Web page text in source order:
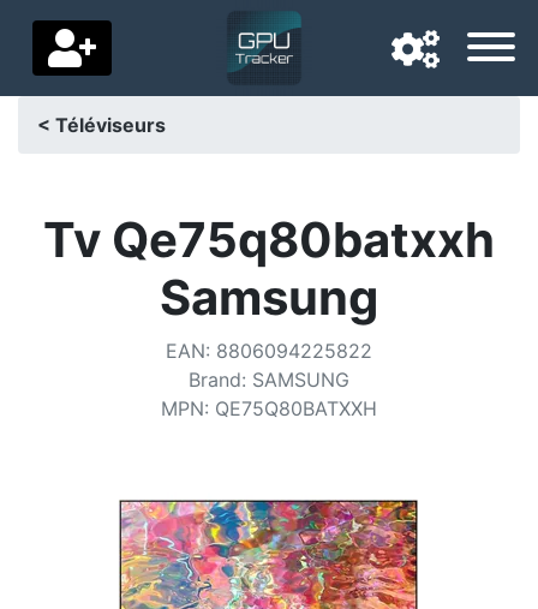
Pays de livraison
Conditions
Catégories
< Téléviseurs
Tv Qe75q80batxxh
Samsung
EAN: 8806094225822
Brand: SAMSUNG
MPN: QE75Q80BATXXH